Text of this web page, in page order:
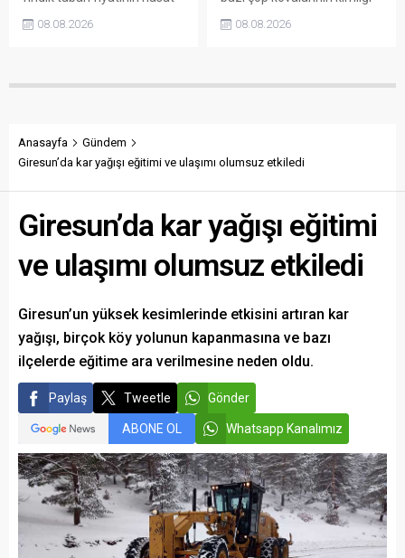
başlamasına rağmen
açıklanmamasına tepki
belirterek üreticiyi memnun
savundu.
08.08.2026
belirsiz kişi ya da kişilerce
sökülerek çalındığını açıkladı.
vatandaşlardan ihbar
08.08.2026
Anasayfa
Gündem
Giresun’da kar yağışı eğitimi ve ulaşımı olumsuz etkiledi
Giresun’da kar yağışı eğitimi
ve ulaşımı olumsuz etkiledi
Giresun’un yüksek kesimlerinde etkisini artıran kar
yağışı, birçok köy yolunun kapanmasına ve bazı
ilçelerde eğitime ara verilmesine neden oldu.
Paylaş Tweetle Gönder
ABONE OL Whatsapp Kanalımız